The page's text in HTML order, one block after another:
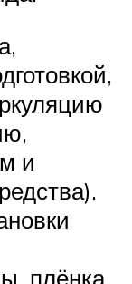
и
плёнка